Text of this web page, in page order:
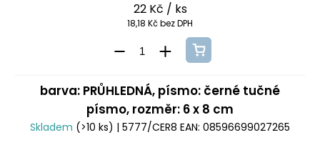
22 Kč / ks
18,18 Kč bez DPH
barva: PRŮHLEDNÁ, písmo: černé tučné
písmo, rozměr: 6 x 8 cm
Skladem (>10 ks) | 5777/CER8 EAN: 08596699027265